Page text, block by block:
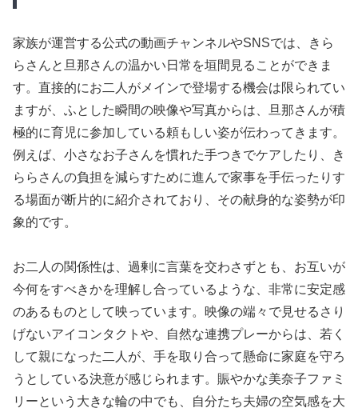
家族が運営する公式の動画チャンネルやSNSでは、きら
らさんと旦那さんの温かい日常を垣間見ることができま
す。直接的にお二人がメインで登場する機会は限られてい
ますが、ふとした瞬間の映像や写真からは、旦那さんが積
極的に育児に参加している頼もしい姿が伝わってきます。
例えば、小さなお子さんを慣れた手つきでケアしたり、き
ららさんの負担を減らすために進んで家事を手伝ったりす
る場面が断片的に紹介されており、その献身的な姿勢が印
象的です。
お二人の関係性は、過剰に言葉を交わさずとも、お互いが
今何をすべきかを理解し合っているような、非常に安定感
のあるものとして映っています。映像の端々で見せるさり
げないアイコンタクトや、自然な連携プレーからは、若く
して親になった二人が、手を取り合って懸命に家庭を守ろ
うとしている決意が感じられます。賑やかな美奈子ファミ
リーという大きな輪の中でも、自分たち夫婦の空気感を大